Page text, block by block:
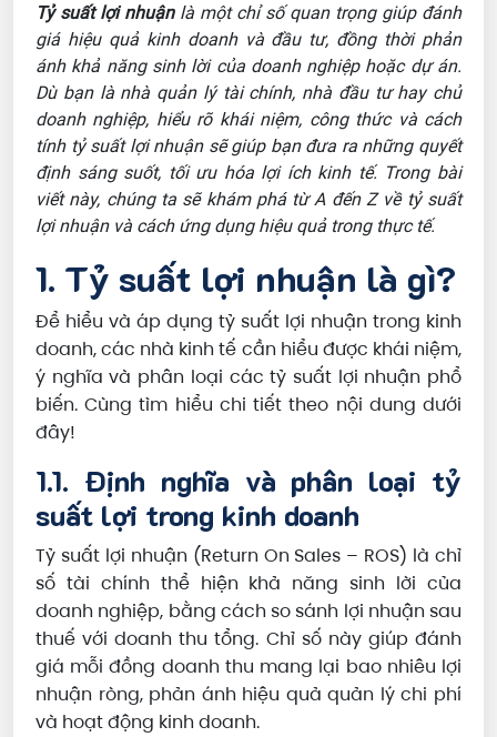
Tỷ suất lợi nhuậnlà một chỉ số quan trọng giúp đánh
giá hiệu quả kinh doanh và đầu tư, đồng thời phản
ánh khả năng sinh lời của doanh nghiệp hoặc dự án.
Dù bạn là nhà quản lý tài chính, nhà đầu tư hay chủ
doanh nghiệp, hiểu rõ khái niệm, công thức và cách
tính tỷ suất lợi nhuận sẽ giúp bạn đưa ra những quyết
định sáng suốt, tối ưu hóa lợi ích kinh tế. Trong bài
viết này, chúng ta sẽ khám phá từ A đến Z về tỷ suất
lợi nhuận và cách ứng dụng hiệu quả trong thực tế.
1. Tỷ suất lợi nhuận là gì?
Để hiểu và áp dụng tỷ suất lợi nhuận trong kinh
doanh, các nhà kinh tế cần hiểu được khái niệm,
ý nghĩa và phân loại các tỷ suất lợi nhuận phổ
biến. Cùng tìm hiểu chi tiết theo nội dung dưới
đây!
1.1. Định nghĩa và phân loại tỷ
suất lợi trong kinh doanh
Tỷ suất lợi nhuận (Return On Sales – ROS) là chỉ
số tài chính thể hiện khả năng sinh lời của
doanh nghiệp, bằng cách so sánh lợi nhuận sau
thuế với doanh thu tổng. Chỉ số này giúp đánh
giá mỗi đồng doanh thu mang lại bao nhiêu lợi
nhuận ròng, phản ánh hiệu quả quản lý chi phí
và hoạt động kinh doanh.